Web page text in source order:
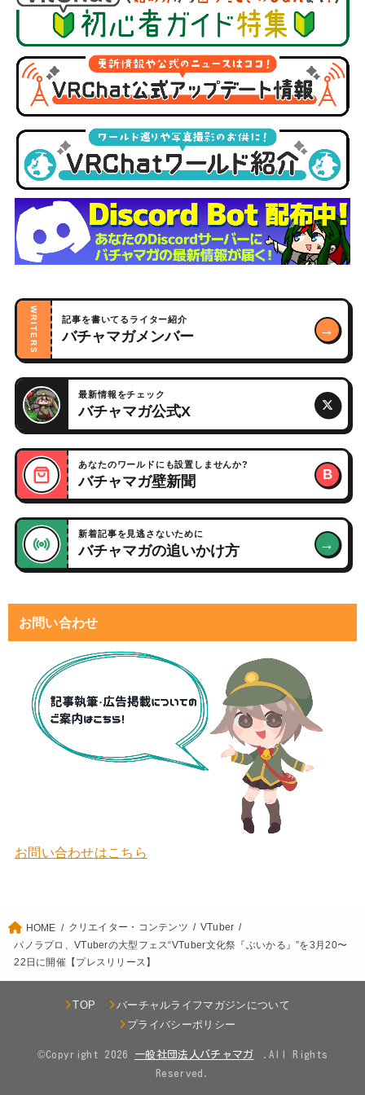
WRITERS 記事を書いてるライター紹介
バチャマガメンバー →
最新情報をチェック
バチャマガ公式X
あなたのワールドにも設置しませんか?
バチャマガ壁新聞 B
新着記事を見逃さないために
バチャマガの追いかけ方 →
お問い合わせ
お問い合わせはこちら
HOME クリエイター・コンテンツ
VTuber
パノラプロ、VTuberの大型フェス“VTuber文化祭『ぶいかる』”を3月20〜
22日に開催【プレスリリース】
TOP
バーチャルライフマガジンについて
プライバシーポリシー
©Copyright 2026
.All Rights
Reserved.